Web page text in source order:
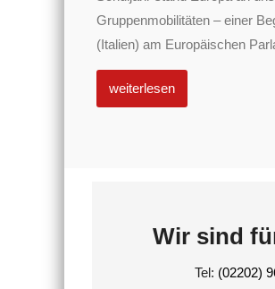
Gruppenmobilitäten – einer
(Italien) am Europäischen
weiterlesen
Wir sind
Tel: (02202)